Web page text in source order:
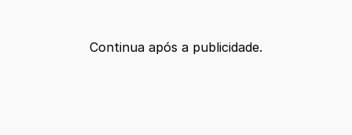
Continua após a publicidade.